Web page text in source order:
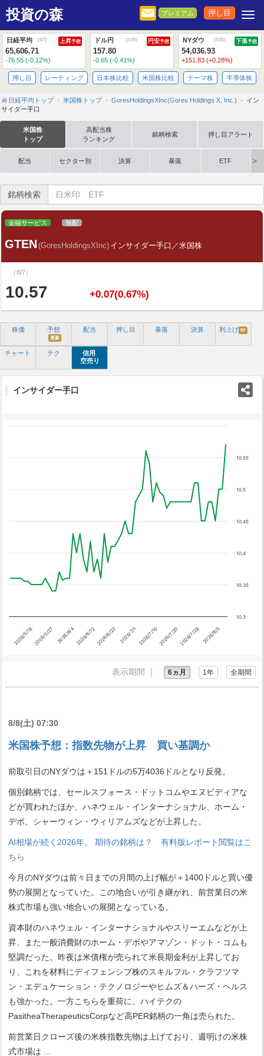
投資の森 プレミアム 押し目
日経平均 (8/7) 上昇予想
65,606.71
-76.55 (-0.12%)
ドル円 (5:55) 円安予想
157.80
-0.65 (-0.41%)
NYダウ (5:50) 下落予想
54,036.93
+151.83 (+0.28%)
押し目 レーティング 日本株比較 米国株比較 テーマ株 半導体株
日経平均トップ 米国株トップ GoresHoldingsXInc(Gores Holdings X, Inc.)
イン
サイダー手口
米国株
トップ
高配当株
ランキング
銘柄検索 押し目アラート
配当 セクター別 決算 暴落 ETF
銘柄検索
金融サービス 無配
GTEN (GoresHoldingsXInc) インサイダー手口／米国株
（8/7）
10.57 +0.07(0.67%)
株価 予想
更新
配当 押し目 暴落 決算 利上げ N!
チャート テク
信用
空売り
インサイダー手口
2026/5/182026/5/27 2026/6/42026/6/122026/6/23 2026/7/12026/7/102026/7/202026/7/28 2026/8/5
10.3
10.35
10.4
10.45
10.5
10.55
表示期間 ｜ 6ヵ月 1年 全期間
8/8(土) 07:30
米国株予想：指数先物が上昇 買い基調か
前取引日のNYダウは＋151ドルの5万4036ドルとなり反発。
個別銘柄では、セールスフォース・ドットコムやエヌビディアな
どが買われたほか、ハネウェル・インターナショナル、ホーム・
デポ、シャーウィン・ウィリアムズなどが上昇した。
AI相場が続く2026年。 期待の銘柄は？ 有料版レポート閲覧はこ
ちら
今月のNYダウは前々日までの月間の上げ幅が＋1400ドルと買い優
勢の展開となっていた。この地合いが引き継がれ、前営業日の米
株式市場も強い地合いの展開となっている。
資本財のハネウェル・インターナショナルやスリーエムなどが上
昇、また一般消費財のホーム・デポやアマゾン・ドット・コムも
堅調だった。昨夜は米債権が売られて米長期金利が上昇してお
り、これを材料にディフェンシブ株のスキルフル・クラフツマ
ン・エデュケーション・テクノロジーやヒムズ＆ハーズ・ヘルス
も強かった。一方こちらを重荷に、ハイテクの
PasitheaTherapeuticsCorpなど高PER銘柄の一角は売られた。
前営業日クローズ後の米株指数先物は上げており、週明けの米株
式市場は ...